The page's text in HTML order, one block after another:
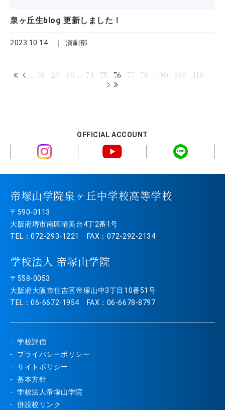
泉ヶ丘生blog 更新しました！
2023.10.14 演劇部
... 10 20 30 ... 74 75 76 77 78 ... 90 100 110 ...
OFFICIAL ACCOUNT
帝塚山学院泉ヶ丘中学校高等学校
〒590-0113
大阪府堺市南区晴美台4丁2番1号
TEL：072-293-1221 FAX：072-292-2134
学校法人 帝塚山学院
〒558-0053
大阪府大阪市住吉区帝塚山中3丁目10番51号
TEL：06-6672-1954 FAX：06-6678-8797
学校評価
プライバシーポリシー
サイトポリシー
基本方針
学校法人帝塚山学院
併設校リンク